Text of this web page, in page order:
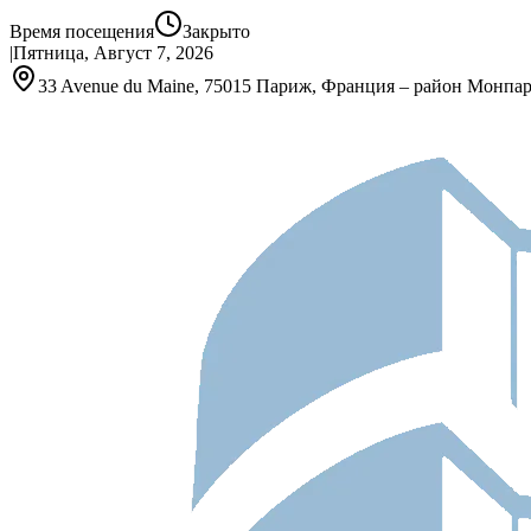
Время посещения
Закрыто
|Пятница, Август 7, 2026
33 Avenue du Maine, 75015 Париж, Франция – район